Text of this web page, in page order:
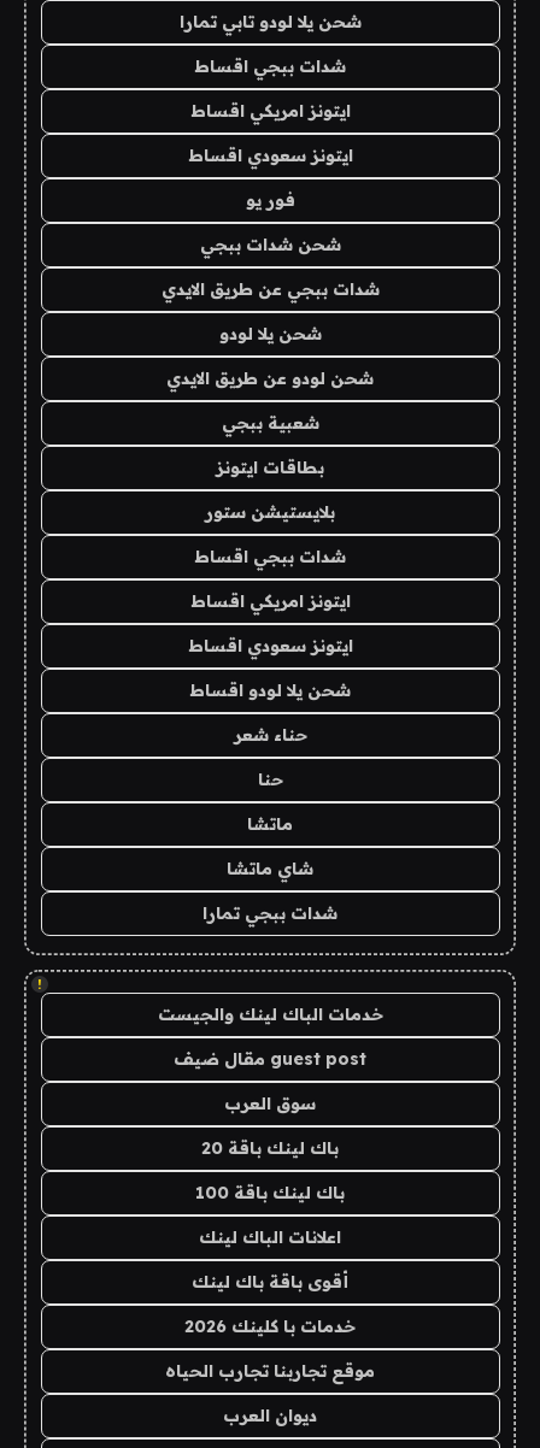
شحن يلا لودو تابي تمارا
شدات ببجي اقساط
ايتونز امريكي اقساط
ايتونز سعودي اقساط
فور يو
شحن شدات ببجي
شدات ببجي عن طريق الايدي
شحن يلا لودو
شحن لودو عن طريق الايدي
شعبية ببجي
بطاقات ايتونز
بلايستيشن ستور
شدات ببجي اقساط
ايتونز امريكي اقساط
ايتونز سعودي اقساط
شحن يلا لودو اقساط
حناء شعر
حنا
ماتشا
شاي ماتشا
شدات ببجي تمارا
!
خدمات الباك لينك والجيست
guest post مقال ضيف
سوق العرب
باك لينك باقة 20
باك لينك باقة 100
اعلانات الباك لينك
أقوى باقة باك لينك
خدمات با كلينك 2026
موقع تجاربنا تجارب الحياه
ديوان العرب